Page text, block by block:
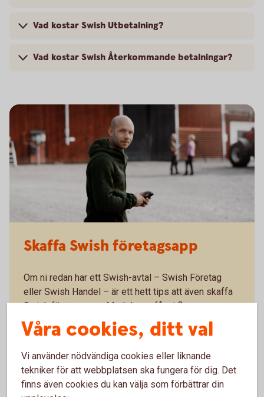
Vad kostar Swish Utbetalning?
Vad kostar Swish Återkommande betalningar?
Skaffa Swish företagsapp
Om ni redan har ett Swish-avtal – Swish Företag
eller Swish Handel – är ett hett tips att även skaffa
Swish företagsapp. Med denna får ni flera
möjligheter som förenklar ert företagande:
Se inkommande betalningar i realtid och minska
risken för bedrägerier.
Administrera användare och fördela arbetspass.
Hantera återbetalningar direkt i Swish
Våra cookies, ditt val
Vi använder nödvändiga cookies eller liknande
tekniker för att webbplatsen ska fungera för dig. Det
finns även cookies du kan välja som förbättrar din